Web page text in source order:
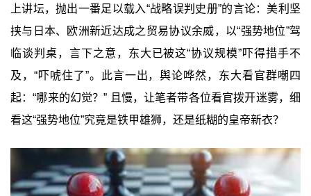
上讲坛，抛出一番足以载入“战略误判史册”的言论：美利坚
挟与日本、欧洲新近达成之贸易协议余威，以“强势地位”驾
临谈判桌，言下之意，东大已被这“协议规模”吓得措手不
及，“吓唬住了”。此言一出，舆论哗然，东大看官群嘲四
起：“哪来的幻觉？” 且慢，让笔者带各位看官拨开迷雾，细
看这“强势地位”究竟是铁甲雄狮，还是纸糊的皇帝新衣？